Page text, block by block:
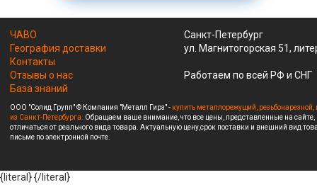
ЧАВО
География доставки
Контакты
Отзывы о нас
База знаний
Санкт-Петербург
ул. Магнитогорская 51,
Работаем по всей РФ и СНГ
ООО "Солид Групп" © Компания "Металл Гирз" - купить металлорежущий,
из Санкт-Петербурга. Обращаем ваше внимание, что все цены, представленные на
отличаться от реального вида товара. Актуальную цену,срок поставки и внешний вид
письме по электронной почте.
{literal}{/literal}